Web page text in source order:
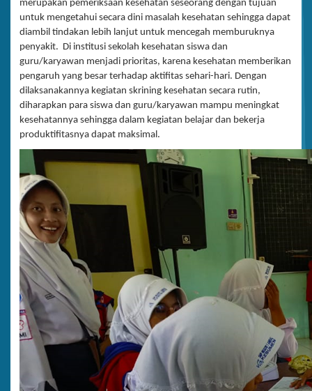
merupakan pemeriksaan kesehatan seseorang dengan tujuan
untuk mengetahui secara dini masalah kesehatan sehingga dapat
diambil tindakan lebih lanjut untuk mencegah memburuknya
penyakit. Di institusi sekolah kesehatan siswa dan
guru/karyawan menjadi prioritas, karena kesehatan memberikan
pengaruh yang besar terhadap aktifitas sehari-hari. Dengan
dilaksanakannya kegiatan skrining kesehatan secara rutin,
diharapkan para siswa dan guru/karyawan mampu meningkat
kesehatannya sehingga dalam kegiatan belajar dan bekerja
produktifitasnya dapat maksimal.